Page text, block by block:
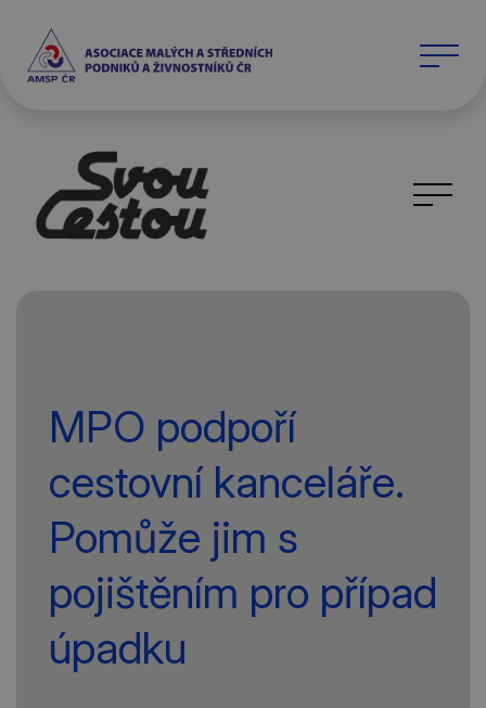
MPO podpoří
cestovní kanceláře.
Pomůže jim s
pojištěním pro případ
úpadku